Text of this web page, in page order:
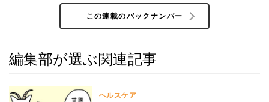
この連載のバックナンバー
編集部が選ぶ関連記事
ヘルスケア